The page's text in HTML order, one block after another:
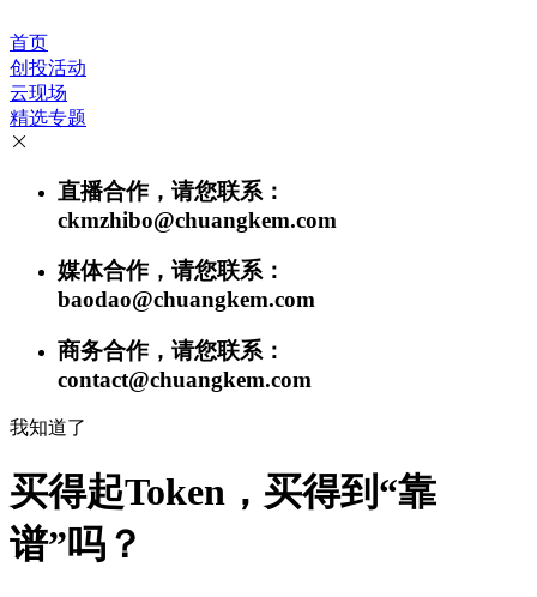
首页
创投活动
云现场
精选专题
直播合作，请您联系：
ckmzhibo@chuangkem.com
媒体合作，请您联系：
baodao@chuangkem.com
商务合作，请您联系：
contact@chuangkem.com
我知道了
买得起Token，买得到“靠
谱”吗？